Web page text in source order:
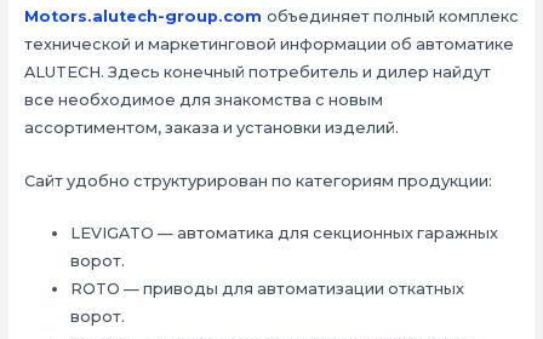
Motors.alutech-group.com объединяет полный комплекс
технической и маркетинговой информации об автоматике
ALUTECH. Здесь конечный потребитель и дилер найдут
все необходимое для знакомства с новым
ассортиментом, заказа и установки изделий.
Сайт удобно структурирован по категориям продукции:
LEVIGATO — автоматика для секционных гаражных
ворот.
ROTO — приводы для автоматизации откатных
ворот.